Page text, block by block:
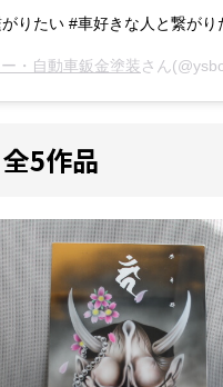
りたい #車好きな人と繋がり
ー・自動車鈑金塗装さん
5作品